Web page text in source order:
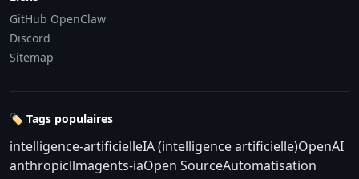
GitHub OpenClaw
Discord
Sitemap
🏷️ Tags populaires
intelligence-artificielleIA (intelligence artificielle)OpenAI
anthropicllmagents-iaOpen SourceAutomatisation